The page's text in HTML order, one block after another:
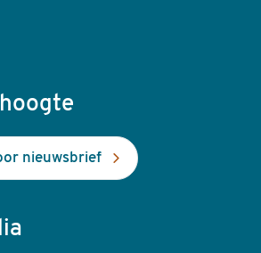
nieuwsbrief